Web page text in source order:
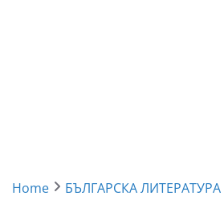
Home БЪЛГАРСКА ЛИТЕРАТУРА